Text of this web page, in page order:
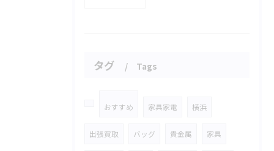
タグ Tags
おすすめ 家具家電 横浜
出張買取 バッグ 貴金属 家具